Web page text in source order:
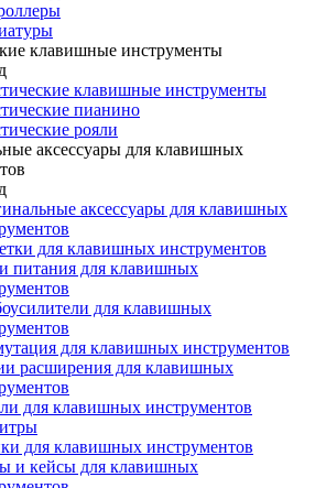
клавишные инструменты
клавишные инструменты
пианино
рояли
аксессуары для клавишных
аксессуары для клавишных
для клавишных инструментов
питания для клавишных
для клавишных
для клавишных инструментов
расширения для клавишных
для клавишных инструментов
для клавишных инструментов
и кейсы для клавишных